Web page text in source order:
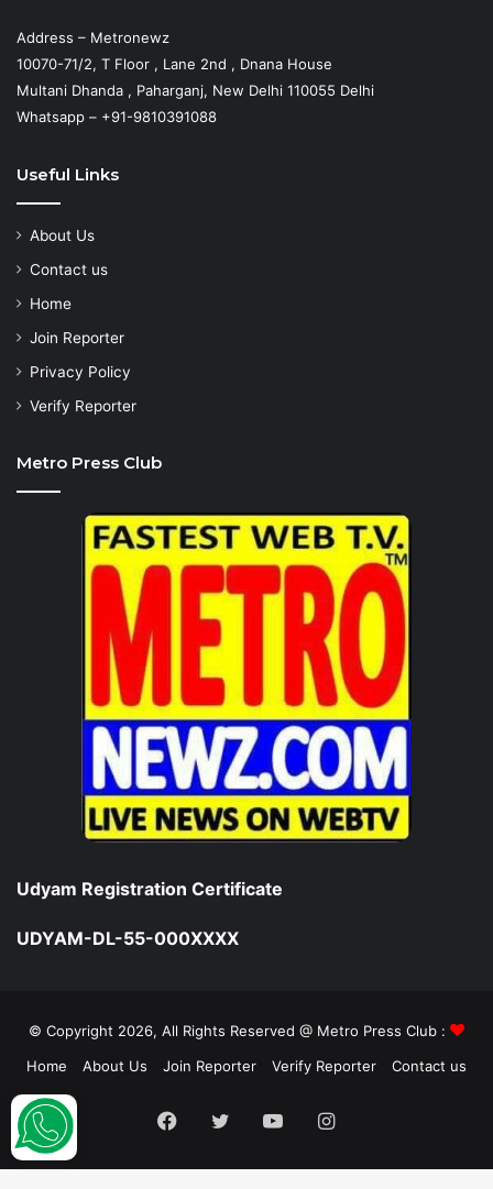
Address – Metronewz
10070-71/2, T Floor , Lane 2nd , Dnana House
Multani Dhanda , Paharganj, New Delhi 110055 Delhi
Whatsapp – +91-9810391088
Useful Links
About Us
Contact us
Home
Join Reporter
Privacy Policy
Verify Reporter
Metro Press Club
Udyam Registration Certificate
UDYAM-DL-55-000XXXX
© Copyright 2026, All Rights Reserved @ Metro Press Club :
Home
About Us Join Reporter Verify Reporter Contact us
Facebook
TwitterYouTubeInstagram